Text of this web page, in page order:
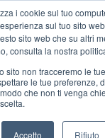
i cookie sul tuo
sul tuo sito
sito web che su altri
consulta la nostra
sito non tracceremo le
le tue preferenze,
che non ti venga
Accetto Rifiuto